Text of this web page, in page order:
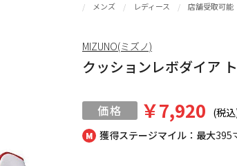
獲得ステージマイル：最大395
メンズ レディース 店舗受取可能
クッションレボダイア
￥7,920 (税
MIZUNO(ミズノ)